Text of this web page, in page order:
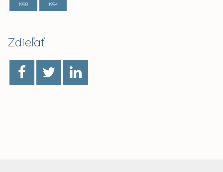
1998
1994
Zdieľať